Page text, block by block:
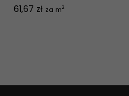
Cena
61,67 zł za m2